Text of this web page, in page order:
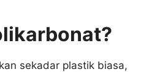
sekadar plastik biasa,